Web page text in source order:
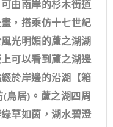
由南岸的杉木街道
，搭乘仿十七世紀
光明媚的蘆之湖湖
可以看到蘆之湖邊
於岸邊的沿湖【箱
鳥居)。蘆之湖四周
草如茵，湖水碧澄